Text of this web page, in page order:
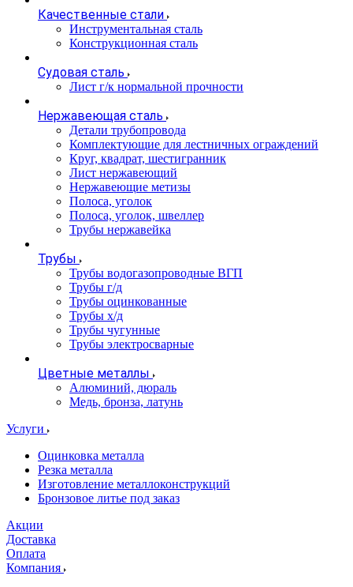
Качественные стали
Инструментальная сталь
Конструкционная сталь
Судовая сталь
Лист г/к нормальной прочности
Нержавеющая сталь
Детали трубопровода
Комплектующие для лестничных ограждений
Круг, квадрат, шестигранник
Лист нержавеющий
Нержавеющие метизы
Полоса, уголок
Полоса, уголок, швеллер
Трубы нержавейка
Трубы
Трубы водогазопроводные ВГП
Трубы г/д
Трубы оцинкованные
Трубы х/д
Трубы чугунные
Трубы электросварные
Цветные металлы
Алюминий, дюраль
Медь, бронза, латунь
Услуги
Оцинковка металла
Резка металла
Изготовление металлоконструкций
Бронзовое литье под заказ
Акции
Доставка
Оплата
Компания